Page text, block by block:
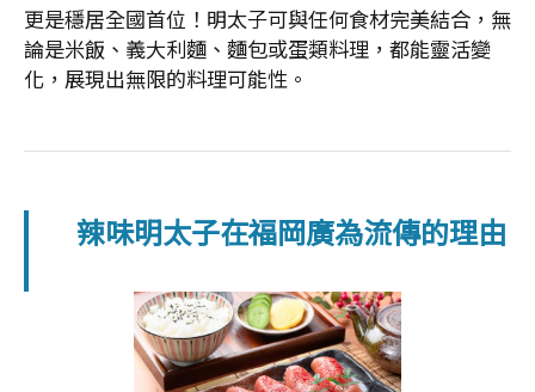
更是穩居全國首位！明太子可與任何食材完美結合，無
論是米飯、義大利麵、麵包或蛋類料理，都能靈活變
化，展現出無限的料理可能性。
辣味明太子在福岡廣為流傳的理由